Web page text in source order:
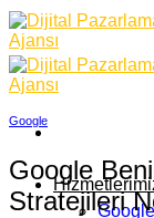
Skip
to
content
Google
Google
Stratejileri